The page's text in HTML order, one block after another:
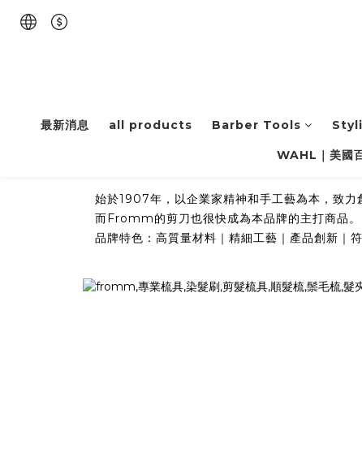
最新消息 all products Barber Tools
WAHL｜美國
始於1907年，以企業家精神和手工藝為本，致
而Fromm的剪刀也很快成為本品牌的主打商品。
品牌特色：高質量材料 ｜ 精細工藝 ｜產品創新｜